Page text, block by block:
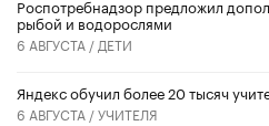
Роспотребнадзор предложил
рыбой и водорослями
6 АВГУСТА / ДЕТИ
​Яндекс обучил более 20 тысяч
6 АВГУСТА /УЧИТЕЛЯ